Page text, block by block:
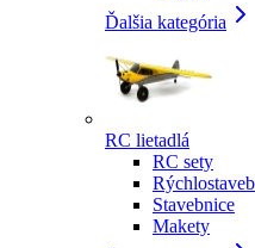
Ďalšia kategória
RC lietadlá
RC sety
Stavebnice
Makety